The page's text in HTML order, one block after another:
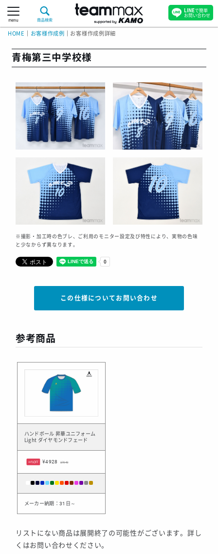
menu 商品検索
HOME お客様作成例 お客様作成例詳細
青梅第三中学校様
※撮影・加工時の色ブレ、ご利用のモニター設定及び特性により、実物の色味
と少なからず異なります。
この仕様についてお問い合わせ
参考商品
ハンドボール 昇華ユニフォーム
Light ダイヤモンドフェード
30%OFF ¥4928 ¥7040
メーカー納期：31日～
リストにない商品は展開終了の可能性がございます。詳し
くはお問い合わせください。
LINEで簡単
お問い合わせ